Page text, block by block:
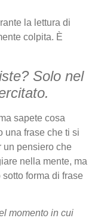
la lettura di
colpita. È
Solo nel
sapete cosa
una frase che ti si
un pensiero che
nella mente, ma
forma di frase
momento in cui